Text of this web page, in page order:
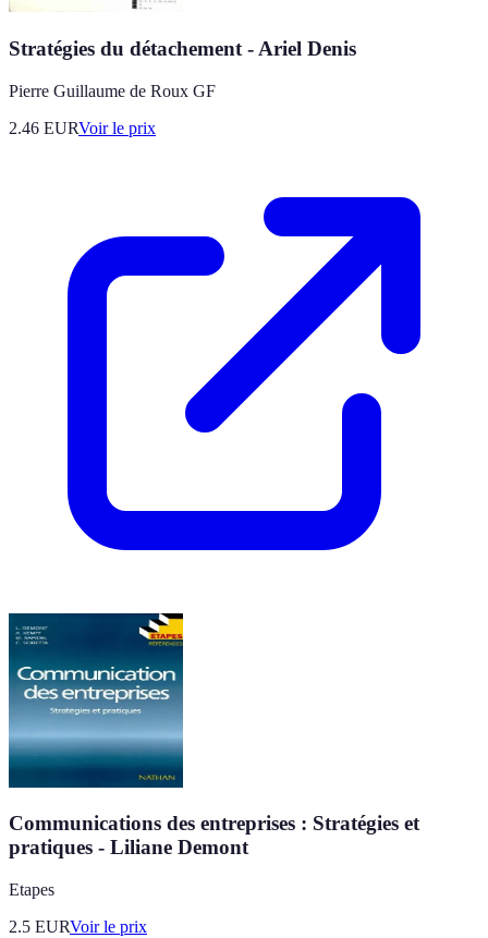
Stratégies du détachement - Ariel Denis
Pierre Guillaume de Roux GF
2.46 EURVoir le prix
Communications des entreprises : Stratégies et
pratiques - Liliane Demont
Etapes
2.5 EURVoir le prix